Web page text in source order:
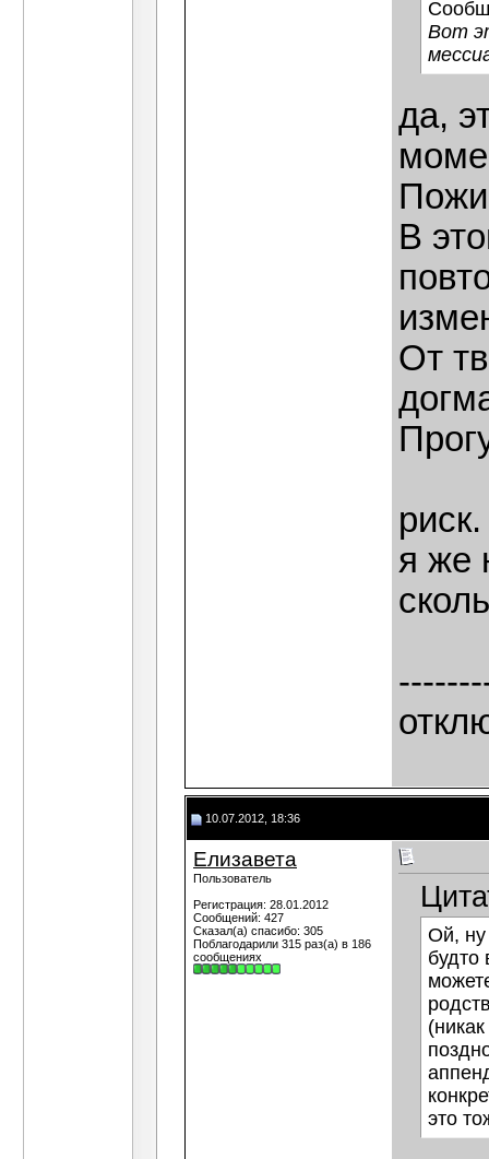
Вот
да,
В
От
риск.
я же
10.07.2012, 18:36
Елизавета
Пользователь
Регистрация: 28.01.2012
Сообщений: 427
Сказал(а) спасибо: 305
Поблагодарили 315 раз(а) в 186
сообщениях
Ой, ну
будто
это